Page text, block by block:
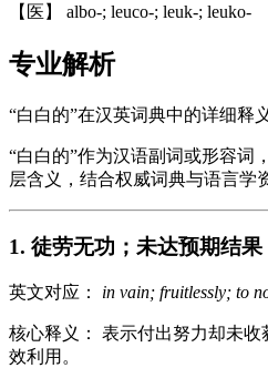
【医】 albo-; leuco-; leuk-; leuko-
专业解析
“白白的”在汉英词典中的详细释
“白白的”作为汉语副词或形容词
层含义，结合权威词典与语言学
1. 徒劳无功；未达预期结果
英文对应： in vain; fruitlessly; to
核心释义： 表示付出努力却未
效利用。